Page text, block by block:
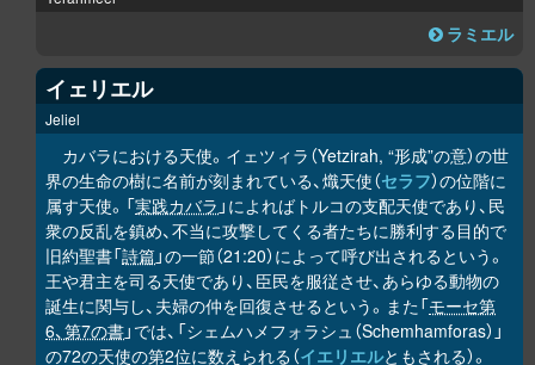
ラミエル
イェリエル
Jeliel
カバラにおける天使。イェツィラ（Yetzirah, “形成”の意）の世
界の生命の樹に名前が刻まれている、熾天使（セラフ）の位階に
属す天使。「実践カバラ 」によればトルコの支配天使であり、民
衆の反乱を鎮め、不当に攻撃してくる者たちに勝利する目的で
旧約聖書「詩篇」の一節（21:20）によって呼び出されるという。
王や君主を司る天使であり、臣民を服従させ、あらゆる動物の
誕生に関与し、夫婦の仲を回復させるという。また「モーセ第
6、第7の書」では、「シェムハメフォラシュ（Schemhamforas）」
の72の天使の第2位に数えられる（イエリエルともされる）。